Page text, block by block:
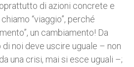
di azioni concrete e
“viaggio”, perché
un cambiamento! Da
noi deve uscire uguale – non
una crisi, mai si esce uguali –;